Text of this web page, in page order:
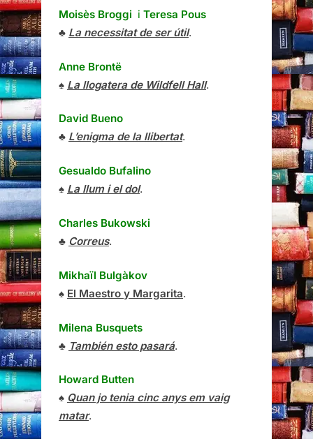
Moisès Broggi i Teresa Pous
♣ La necessitat de ser útil.
Anne Brontë
♠ La llogatera de Wildfell Hall.
David Bueno
♣ L’enigma de la llibertat.
Gesualdo Bufalino
♠ La llum i el dol.
Charles Bukowski
♣ Correus.
Mikhaïl Bulgàkov
♠ El Maestro y Margarita.
Milena Busquets
♣ También esto pasará.
Howard Butten
♠ Quan jo tenia cinc anys em vaig
matar.